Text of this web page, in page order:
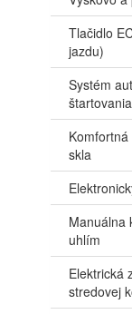
Tlačidlo
jazdu)
Systém
skla
Manuálna
uhlím
Elektrická
stredovej